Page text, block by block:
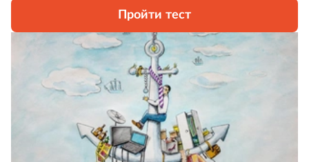
вы не прожили, остаются внутри. Наш тест
поможет понять, насколько высок ваш уровень
самоконтроля.
Пройти тест